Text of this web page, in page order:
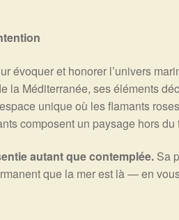
évoquer et honorer l’univers
la Méditerranée, ses éléments
unique où les flamants
composent un paysage hors du
autant que contemplée.Sa
que la mer est là — en